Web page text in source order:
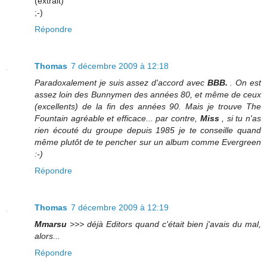
;-)
Répondre
Thomas 7 décembre 2009 à 12:18
Paradoxalement je suis assez d'accord avec BBB.
. On est
assez loin des Bunnymen des années 80, et même de ceux
(excellents) de la fin des années 90. Mais je trouve The
Fountain agréable et efficace... par contre, Miss
, si tu n'as
rien écouté du groupe depuis 1985 je te conseille quand
même plutôt de te pencher sur un album comme Evergreen
:-)
Répondre
Thomas 7 décembre 2009 à 12:19
Mmarsu >>> déjà Editors quand c'était bien j'avais du mal,
alors...
Répondre